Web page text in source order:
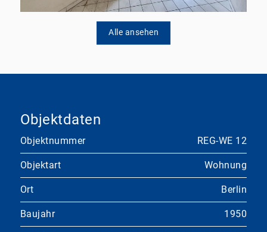
Alle ansehen
Objektdaten
Objektnummer REG-WE 12
Objektart Wohnung
Ort Berlin
Baujahr 1950